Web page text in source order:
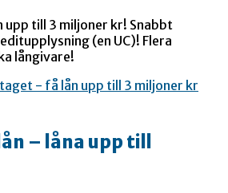
upp till 3 miljoner kr! Snabbt
(en UC)! Flera
långivare!
– låna upp till